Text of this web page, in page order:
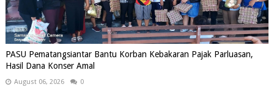
PASU Pematangsiantar Bantu Korban Kebakaran Pajak Parluasan,
Hasil Dana Konser Amal
August 06, 2026 0